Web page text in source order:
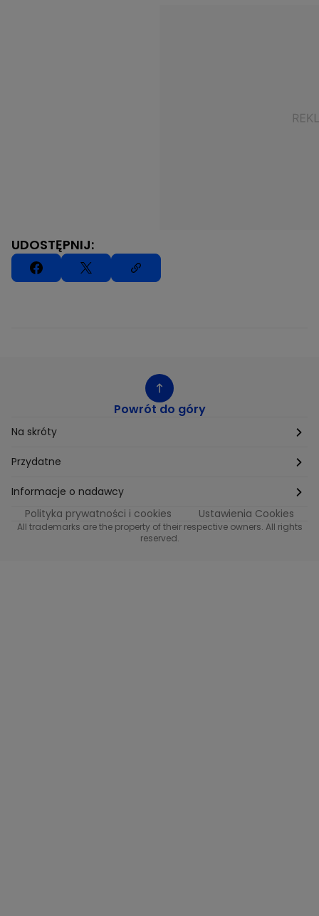
UDOSTĘPNIJ:
Powrót do góry
Na skróty
Etyka
Supplier Diversity
Polityka podatkowa
Przydatne
Biuro Prasowe
Biuro Reklamy
Informacje o nadawcy
Informacje o nadawcy programu METRO
Polityka prywatności i cookies Ustawienia Cookies
All trademarks are the property of their respective owners. All rights
reserved.